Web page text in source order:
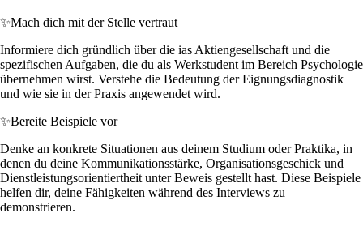
✨Mach dich mit der Stelle vertraut
Informiere dich gründlich über die ias Aktiengesellschaft und die
spezifischen Aufgaben, die du als Werkstudent im Bereich Psychologie
übernehmen wirst. Verstehe die Bedeutung der Eignungsdiagnostik
und wie sie in der Praxis angewendet wird.
✨Bereite Beispiele vor
Denke an konkrete Situationen aus deinem Studium oder Praktika, in
denen du deine Kommunikationsstärke, Organisationsgeschick und
Dienstleistungsorientiertheit unter Beweis gestellt hast. Diese Beispiele
helfen dir, deine Fähigkeiten während des Interviews zu
demonstrieren.